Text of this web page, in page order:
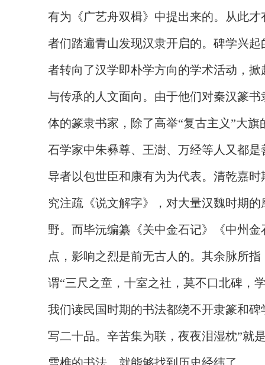
有为《广艺舟双楫》中提出来的。从此
者们踏遍青山发现汉隶开启的。碑学兴
者转向了汉学即朴学方向的学术活动，
与传承的人文面向。由于他们对秦汉篆
体的篆隶书家，除了高举“复古主义”大
石学家中朱彝尊、王澍、万经等人又都
导者以包世臣和康有为为代表。清乾嘉
究注疏《说文解字》，对大量汉魏时期
野。而毕沅编纂《关中金石记》《中州
点，影响之烈是前无古人的。其余脉所
谓“三尺之童，十室之社，莫不口北碑，
我们读民国时期的书法都绕不开隶篆和
写二十品。辛苦集为联，夜夜泪湿枕”就